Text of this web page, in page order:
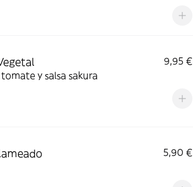
9,95 €
y salsa sakura
5,90 €